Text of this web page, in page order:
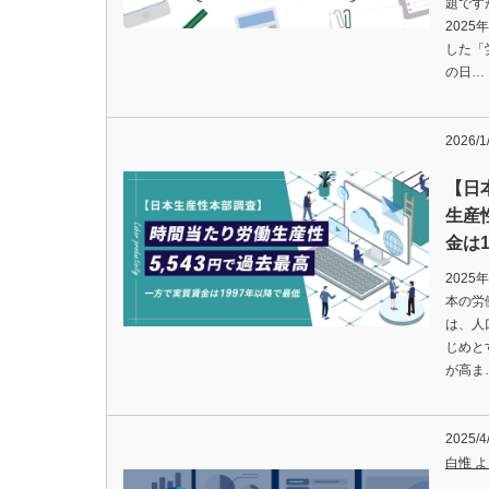
題です
2025
した
の日…
2026/
【
生産
金は
2025
本の労
は、人
じめ
が高
2025/
白惟